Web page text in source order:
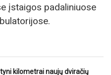
įstaigos padaliniuose
kilometrai naujų dviračių